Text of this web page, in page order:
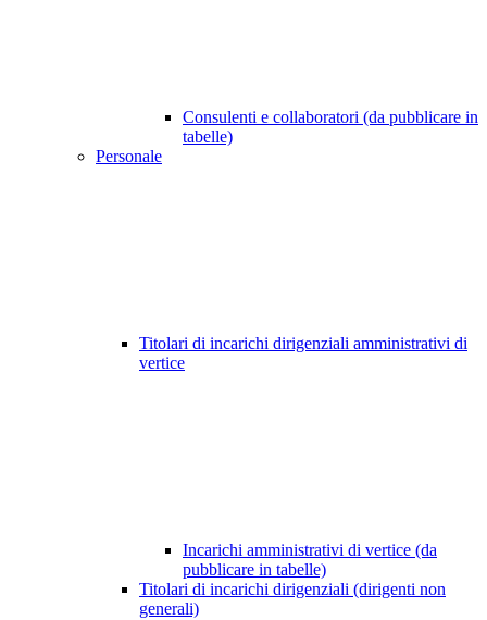
Consulenti e collaboratori (da pubblicare in
tabelle)
Personale
Titolari di incarichi dirigenziali amministrativi di
vertice
Incarichi amministrativi di vertice (da
pubblicare in tabelle)
Titolari di incarichi dirigenziali (dirigenti non
generali)